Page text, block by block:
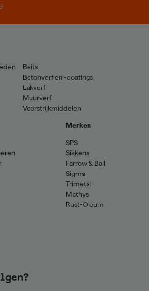
Beits
Betonverf en -coatings
Lakverf
Muurverf
Voorstrijkmiddelen
Merken
SPS
Sikkens
Farrow & Ball
Sigma
Trimetal
Mathys
Rust-Oleum